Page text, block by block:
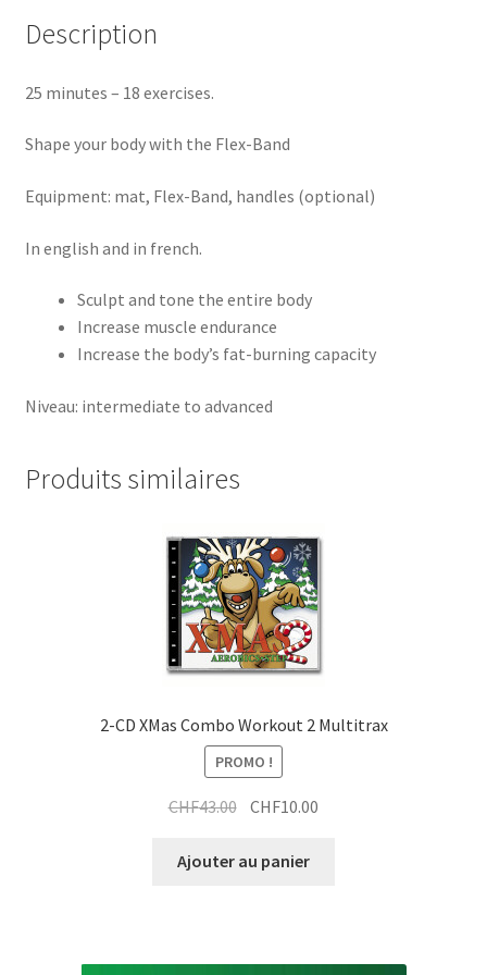
Description
25 minutes – 18 exercises.
Shape your body with the Flex-Band
Equipment: mat, Flex-Band, handles (optional)
In english and in french.
Sculpt and tone the entire body
Increase muscle endurance
Increase the body’s fat-burning capacity
Niveau: intermediate to advanced
Produits similaires
2-CD XMas Combo Workout 2 Multitrax
PROMO !
CHF43.00 Le
initial
CHF10.00
Ajouter au panier